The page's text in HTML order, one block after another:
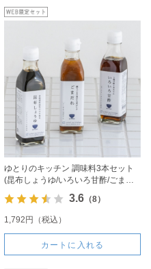
ゆとりのキッチン 調味料3本セット
(昆布しょうゆ/いろいろ甘酢/ごまだ
れ)
3.6（8）
1,792円（税込）
カートに入れる